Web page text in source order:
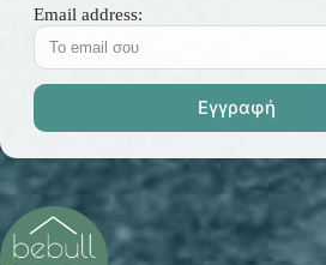
Email address: